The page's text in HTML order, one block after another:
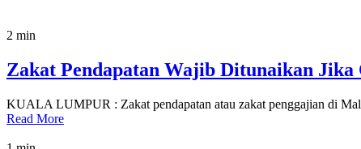
2 min
Zakat Pendapatan Wajib Ditunaikan
KUALA LUMPUR : Zakat pendapatan atau zakat penggajian di
Read More